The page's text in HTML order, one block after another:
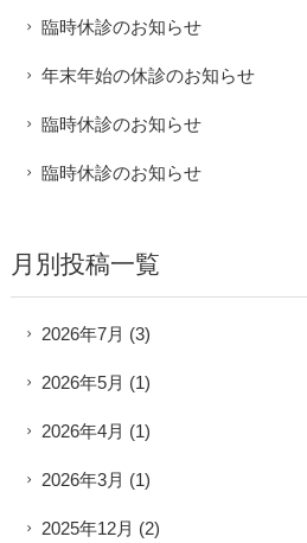
臨時休診のお知らせ
年末年始の休診のお知らせ
臨時休診のお知らせ
臨時休診のお知らせ
月別投稿一覧
2026年7月 (3)
2026年5月 (1)
2026年4月 (1)
2026年3月 (1)
2025年12月 (2)